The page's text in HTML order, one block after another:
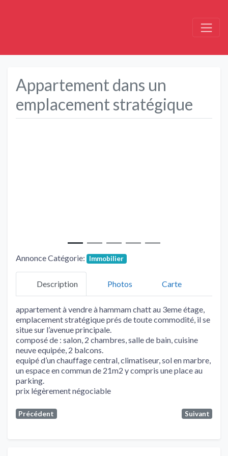
Appartement dans un
emplacement stratégique
Annonce Catégorie: Immobilier
Description Photos Carte
appartement à vendre à hammam chatt au 3eme étage,
emplacement stratégique prés de toute commodité, il se
situe sur l’avenue principale.
composé de : salon, 2 chambres, salle de bain, cuisine
neuve equipée, 2 balcons.
equipé d’un chauffage central, climatiseur, sol en marbre,
un espace en commun de 21m2 y compris une place au
parking.
prix légèrement négociable
Précédent Suivant